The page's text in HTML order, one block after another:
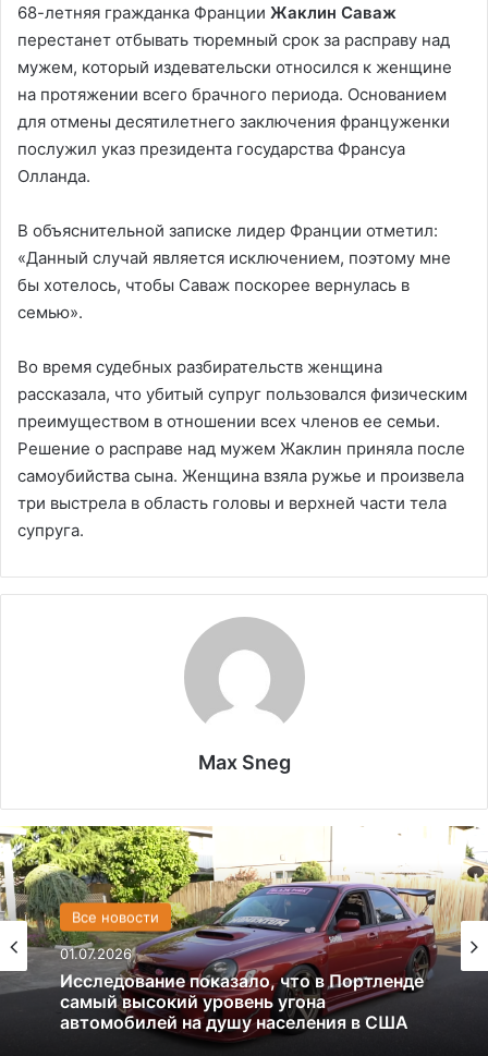
68-летняя гражданка Франции Жаклин Саваж
перестанет отбывать тюремный срок за расправу над
мужем, который издевательски относился к женщине
на протяжении всего брачного периода. Основанием
для отмены десятилетнего заключения француженки
послужил указ президента государства Франсуа
Олланда.
В объяснительной записке лидер Франции отметил:
«Данный случай является исключением, поэтому мне
бы хотелось, чтобы Саваж поскорее вернулась в
семью».
Во время судебных разбирательств женщина
рассказала, что убитый супруг пользовался физическим
преимуществом в отношении всех членов ее семьи.
Решение о расправе над мужем Жаклин приняла после
самоубийства сына. Женщина взяла ружье и произвела
три выстрела в область головы и верхней части тела
супруга.
Max Sneg
Все новости
01.07.2026
США
13.06.2025
Америка имеет огромный избыток сыра